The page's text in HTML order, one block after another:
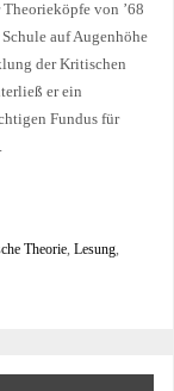
von ’68
auf Augenhöhe
der Kritischen
er ein
Fundus für
Theorie, Lesung,